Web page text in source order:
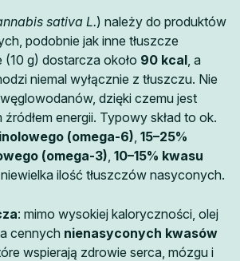
sativa L.) należy do produktów
podobnie jak inne tłuszcze
(10 g) dostarcza około 90 kcal , a
niemal wyłącznie z tłuszczu. Nie
dzięki czemu jest
energii. Typowy skład to ok.
(omega-6) 15–25%
(omega-3) 10–15% kwasu
ilość tłuszczów nasyconych.
: mimo wysokiej kaloryczności, olej
cennych nienasyconych kwasów
wspierają zdrowie serca, mózgu i